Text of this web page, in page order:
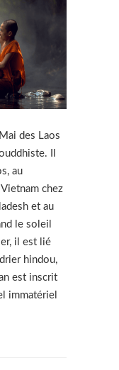
des Laos
Il
au
chez
et au
le soleil
il est lié
hindou,
est inscrit
immatériel